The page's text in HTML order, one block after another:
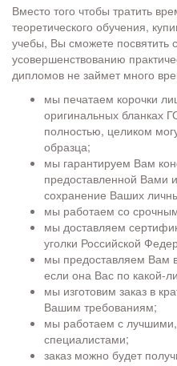
Вместо того чтобы тратить
теоретического обучения,
учебы, Вы сможете посвятить
усовершенствованию
дипломов не займет много
мы печатаем корочки
оригинальных бланках
полностью, целиком
образца;
мы гарантируем Вам
предоставленной Вами
сохранение Ваших
мы работаем со
мы доставляем
уголки Российской
мы предоставляем Вам
если она Вас по какой-
мы изготовим заказ в
Вашим требованиям;
мы работаем с
специалистами;
заказ можно будет